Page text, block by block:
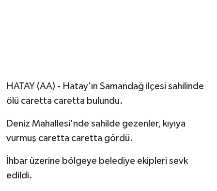
HATAY (AA) - Hatay'ın Samandağ ilçesi sahilinde
ölü caretta caretta bulundu.
Deniz Mahallesi'nde sahilde gezenler, kıyıya
vurmuş caretta caretta gördü.
İhbar üzerine bölgeye belediye ekipleri sevk
edildi.